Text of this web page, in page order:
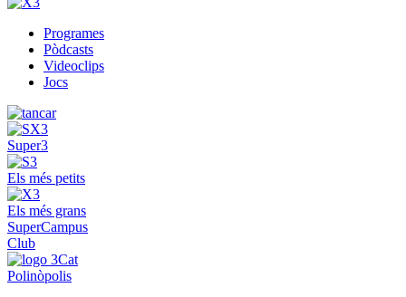
Programes
Pòdcasts
Videoclips
Jocs
Super3
Els més petits
Els més grans
SuperCampus
Club
Polinòpolis